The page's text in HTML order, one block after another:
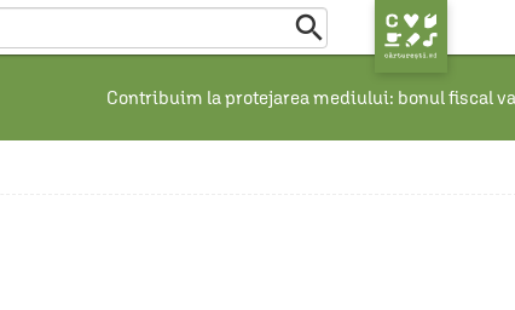

Contribuim la protejarea mediului: bonul fiscal